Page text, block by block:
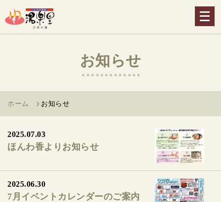
メ
ニ
ュ
お知らせ
ホーム お知らせ
2025.07.03
ほんわ香よりお知らせ
2025.06.30
7月イベントカレンダーのご案内